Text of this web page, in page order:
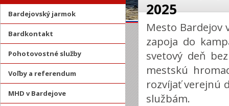
Bardejovský jarmok
Bardkontakt
Pohotovostné služby
Voľby a referendum
MHD v Bardejove
2025
Mesto Bardejov
zapoja do
svetový deň
mestskú
rozvíjať verejnú
službám.